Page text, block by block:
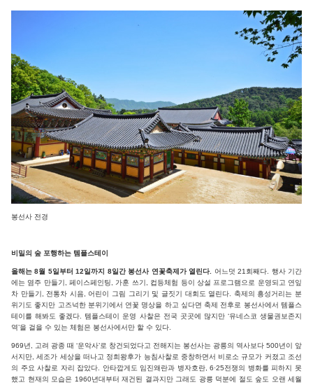
봉선사 전경
비밀의 숲 포행하는 템플스테이
올해는 8월 5일부터 12일까지 8일간 봉선사 연꽃축제가 열린다.
어느덧 21회째다. 행사 기간
에는 염주 만들기, 페이스페인팅, 가훈 쓰기, 컵등체험 등이 상설 프로그램으로 운영되고 연잎
차 만들기, 전통차 시음, 어린이 그림 그리기 및 글짓기 대회도 열린다. 축제의 흥성거리는 분
위기도 좋지만 고즈넉한 분위기에서 연꽃 명상을 하고 싶다면 축제 전후로 봉선사에서 템플스
테이를 해봐도 좋겠다. 템플스테이 운영 사찰은 전국 곳곳에 많지만 ‘유네스코 생물권보존지
역’을 걸을 수 있는 체험은 봉선사에서만 할 수 있다.
969년, 고려 광종 때 ‘운악사’로 창건되었다고 전해지는 봉선사는 광릉의 역사보다 500년이 앞
서지만, 세조가 세상을 떠나고 정희왕후가 능침사찰로 중창하면서 비로소 규모가 커졌고 조선
의 주요 사찰로 자리 잡았다. 안타깝게도 임진왜란과 병자호란, 6·25전쟁의 병화를 피하지 못
했고 현재의 모습은 1960년대부터 재건된 결과지만 그래도 광릉 덕분에 절도 숲도 오랜 세월